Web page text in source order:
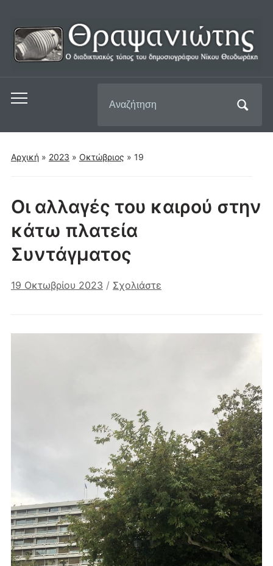
Εναλλαγή
μενού
για
για:
Αρχική » 2023 » Οκτώβριος » 19
Οι αλλαγές του καιρού στην
κάτω πλατεία
Συντάγματος
19 Οκτωβρίου 2023 / Σχολιάστε